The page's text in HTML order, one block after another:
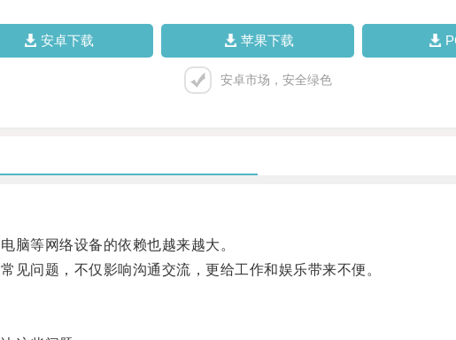
安卓下载 苹果下载
安卓市场，安全绿色
等网络设备的依赖也越来越大。
问题，不仅影响沟通交流，更给工作和娱乐带来不便。